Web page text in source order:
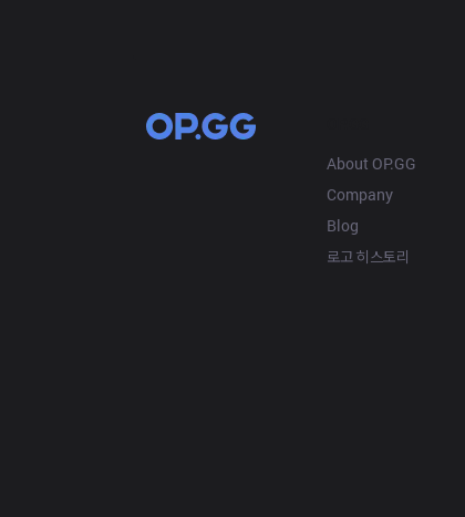
About OP.GG
Company
Blog
로고 히스토리